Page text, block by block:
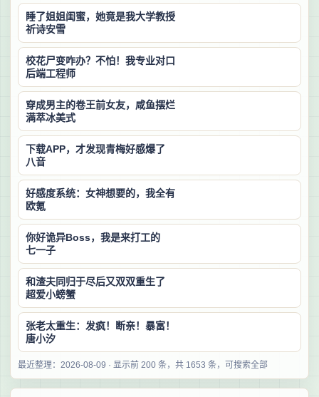
睡了姐姐闺蜜，她竟是我大学教授
祈诗安雪
校花尸变咋办？不怕！我专业对口
后端工程师
穿成男主的卷王前女友，咸鱼摆烂
满萃冰美式
下载APP，才发现青梅好感爆了
八音
好感度系统：女神想要的，我全有
欧氪
你好诡异Boss，我是来打工的
七一子
和渣夫同归于尽后又双双重生了
超爱小螃蟹
张老太重生：发疯！断亲！暴富！
唐小汐
最近整理：2026-08-09 · 显示前 200 条，共 1653 条，可搜索全部